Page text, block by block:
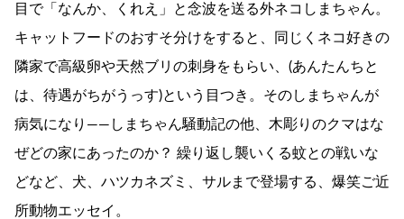
目で「なんか、くれえ」と念波を送る外ネコしまちゃん。
キャットフードのおすそ分けをすると、同じくネコ好きの
隣家で高級卵や天然ブリの刺身をもらい、(あんたんちと
は、待遇がちがうっす)という目つき。そのしまちゃんが
病気になり――しまちゃん騒動記の他、木彫りのクマはな
ぜどの家にあったのか？ 繰り返し襲いくる蚊との戦いな
どなど、犬、ハツカネズミ、サルまで登場する、爆笑ご近
所動物エッセイ。